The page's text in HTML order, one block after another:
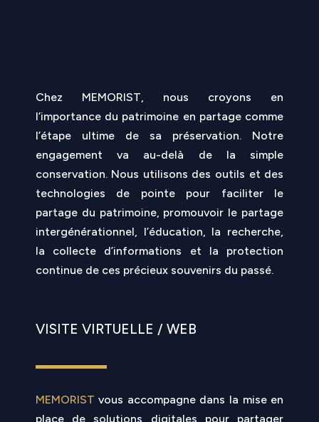
Chez MEMORIST, nous croyons en
l’importance du patrimoine en partage comme
l’étape ultime de sa préservation. Notre
engagement va au-delà de la simple
conservation. Nous utilisons des outils et des
technologies de pointe pour faciliter le
partage du patrimoine, promouvoir le partage
intergénérationnel, l’éducation, la recherche,
la collecte d’informations et la protection
continue de ces précieux souvenirs du passé.
VISITE VIRTUELLE / WEB
MEMORIST vous accompagne dans la mise en
place de solutions digitales pour partager